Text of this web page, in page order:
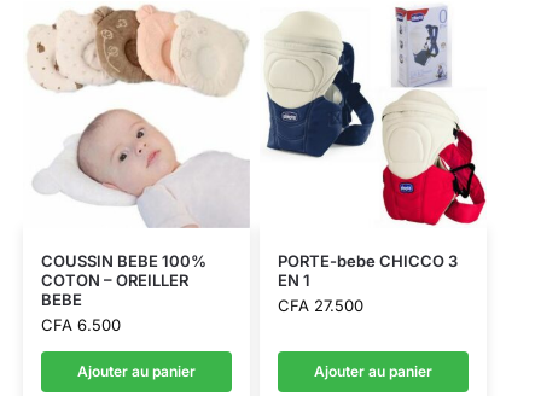
COUSSIN BEBE 100%
COTON – OREILLER
BEBE
CFA6.500
Ajouter au panier
PORTE-bebe CHICCO 3
EN 1
CFA27.500
Ajouter au panier